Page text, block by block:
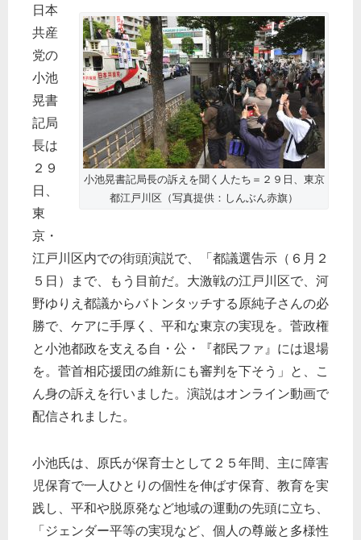
小池晃書記局長の訴えを聞く人たち＝２９日、東京
都江戸川区（写真提供：しんぶん赤旗）
日本
共産
党の
小池
晃書
記局
長は
２９
日、
東
京・
江戸川区内での街頭演説で、「都議選告示（６月２
５日）まで、もう目前だ。大激戦の江戸川区で、河
野ゆりえ都議からバトンタッチする原純子さんの必
勝で、ケアに手厚く、平和な東京の実現を。菅政権
と小池都政を支える自・公・『都民ファ』には退場
を。菅首相応援団の維新にも審判を下そう」と、こ
ん身の訴えを行いました。演説はオンライン動画で
配信されました。
小池氏は、原氏が保育士として２５年間、主に障害
児保育で一人ひとりの個性を伸ばす保育、教育を実
践し、平和や脱原発など地域の運動の先頭に立ち、
「ジェンダー平等の実現など、個人の尊厳と多様性